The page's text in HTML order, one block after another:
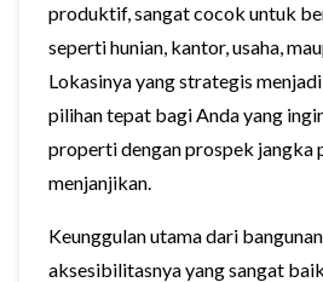
produktif, sangat cocok untuk
seperti hunian, kantor, usaha,
Lokasinya yang strategis
pilihan tepat bagi Anda yang
properti dengan prospek jangka
menjanjikan.
Keunggulan utama dari
aksesibilitasnya yang sangat